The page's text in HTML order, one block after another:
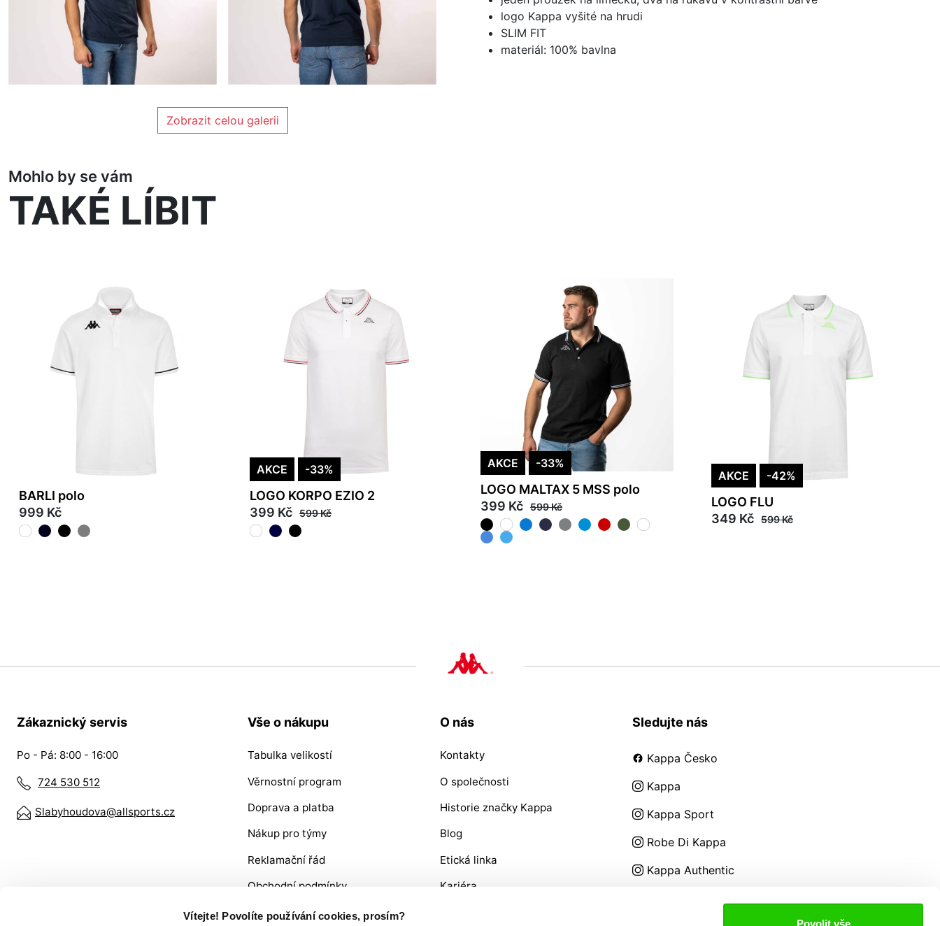
Vítejte! Povolíte používání cookies, prosím?
Povolit vše
Zobrazit celou galerii
logo Kappa vyšité na hrudi
SLIM FIT
materiál: 100% bavlna
Mohlo by se vám
TAKÉ LÍBIT
BARLI polo
999 Kč
AKCE -33%
LOGO KORPO EZIO 2
399 Kč 599 Kč
AKCE -33%
LOGO MALTAX 5 MSS polo
399 Kč 599 Kč
AKCE -42%
LOGO FLU
349 Kč 599 Kč
Zákaznický servis
Po - Pá: 8:00 - 16:00
724 530 512
Slabyhoudova@allsports.cz
Vše o nákupu
Tabulka velikostí
Věrnostní program
Doprava a platba
Nákup pro týmy
Reklamační řád
Obchodní podmínky
VRÁCENÍ ZBOŽÍ / REKLAMACE
O nás
Kontakty
O společnosti
Historie značky Kappa
Blog
Etická linka
Kariéra
Sledujte nás
Kappa Česko
Kappa
Kappa Sport
Robe Di Kappa
Kappa Authentic